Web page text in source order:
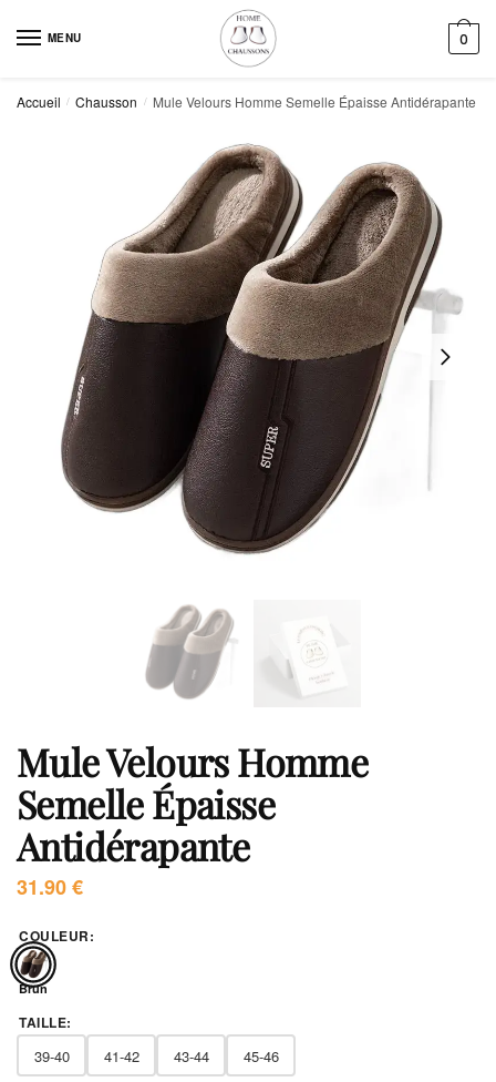
MENU 0
Accueil / Chausson / Mule Velours Homme Semelle Épaisse Antidérapante
Mule Velours Homme
Semelle Épaisse
Antidérapante
31.90€
COULEUR:
Brun
TAILLE:
39-40 41-42 43-44
45-46